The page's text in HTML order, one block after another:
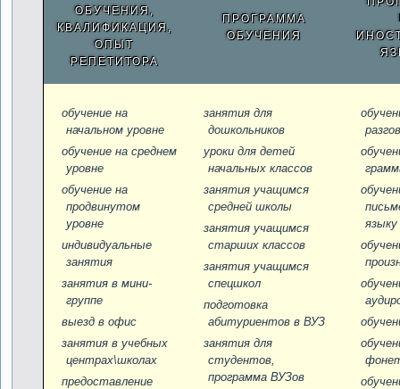
ОБУЧЕНИЯ,
КВАЛИФИКАЦИЯ,
ОПЫТ
РЕПЕТИТОРА
ПРОГРАММА
ОБУЧЕНИЯ
обучение на
начальном уровне
обучение на среднем
уровне
обучение на
продвинутом
уровне
индивидуальные
занятия
занятия в мини-
группе
выезд в офис
занятия в учебных
центрах\школах
предоставление
занятия для
дошкольников
уроки для детей
начальных классов
занятия учащимся
средней школы
занятия учащимся
старших классов
занятия учащимся
спецшкол
подготовка
абитуриентов в ВУЗ
занятия для
студентов,
программа ВУЗов
языку